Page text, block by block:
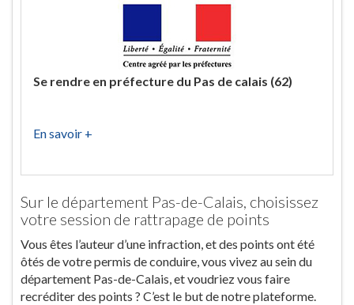
Se rendre en préfecture du Pas de calais (62)
En savoir +
Sur le département Pas-de-Calais, choisissez
votre session de rattrapage de points
Vous êtes l’auteur d’une infraction, et des points ont été
ôtés de votre permis de conduire, vous vivez au sein du
département Pas-de-Calais, et voudriez vous faire
recréditer des points ? C’est le but de notre plateforme.